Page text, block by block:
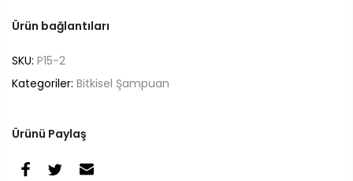
Ürün bağlantıları
SKU: P15-2
Kategoriler: Bitkisel Şampuan
Ürünü Paylaş